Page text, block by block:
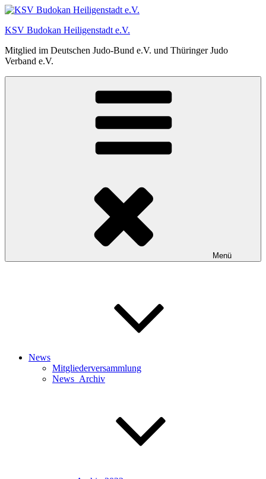
Zum
springen
KSV Budokan Heiligenstadt e.V.
Mitglied im Deutschen Judo-Bund e.V. und Thüringer Judo
Verband e.V.
Menü
News
Mitgliederversammlung
News_Archiv